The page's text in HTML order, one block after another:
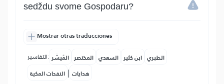
sedždu svome Gospodaru?
Mostrar otras traducciones
التفاسير: المُيسَّر المختصر السعدي ابن كثير الطبري
النفحات المكية | هدايات